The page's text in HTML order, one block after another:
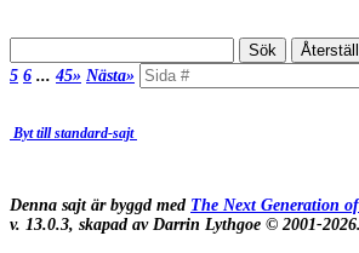
5 6 ...45» Nästa»
Byt till standard-sajt
Denna sajt är byggd med The Next Generation
v. 13.0.3, skapad av Darrin Lythgoe © 2001-2026.